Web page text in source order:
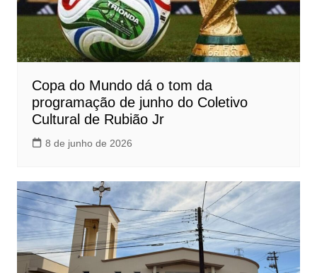
Copa do Mundo dá o tom da
programação de junho do Coletivo
Cultural de Rubião Jr
8 de junho de 2026